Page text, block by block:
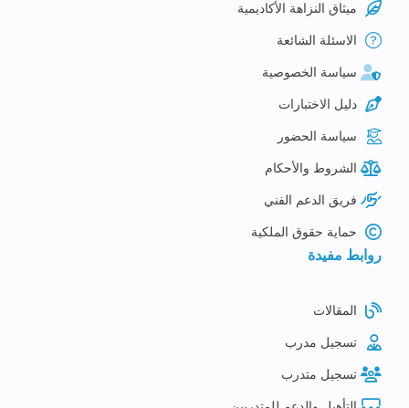
ميثاق النزاهة الأكاديمية
الاسئلة الشائعة
سياسة الخصوصية
دليل الاختبارات
سياسة الحضور
الشروط والأحكام
فريق الدعم الفني
حماية حقوق الملكية
روابط مفيدة
المقالات
تسجيل مدرب
تسجيل متدرب